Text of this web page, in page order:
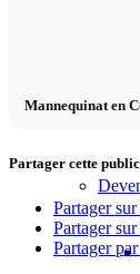
Candidater
Mannequinat en
Partager cette
Partager
Partager
Partager